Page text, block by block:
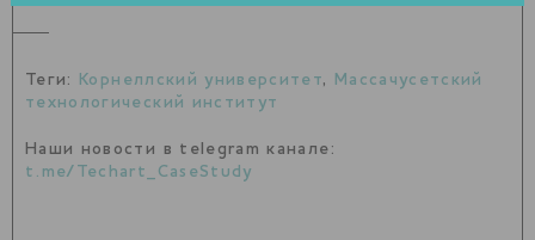
Теги: Корнеллский университет,
Массачусетский
технологический институт
Наши новости в telegram канале:
t.me/Techart_CaseStudy